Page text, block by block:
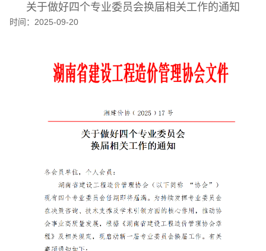
关于做好四个专业委员会换届相关工作的通知
时间： 2025-09-20